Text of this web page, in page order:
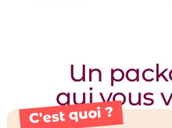
Un
qui vous
C'est quoi ?